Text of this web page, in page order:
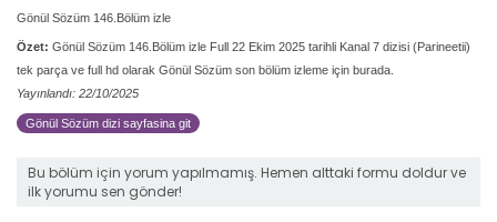
Gönül Sözüm 146.Bölüm izle
Özet: Gönül Sözüm 146.Bölüm izle Full 22 Ekim 2025 tarihli Kanal 7 dizisi (Parineetii)
tek parça ve full hd olarak Gönül Sözüm son bölüm izleme için burada.
Yayınlandı: 22/10/2025
Gönül Sözüm dizi sayfasina git
Bu bölüm için yorum yapılmamış. Hemen alttaki formu doldur ve
ilk yorumu sen gönder!